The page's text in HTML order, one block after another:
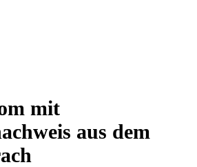
mit
aus dem